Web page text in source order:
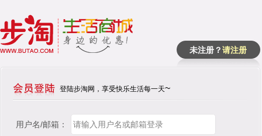
未注册？请注册
登陆步淘网，享受快乐生活每一天~
用户名/邮箱：